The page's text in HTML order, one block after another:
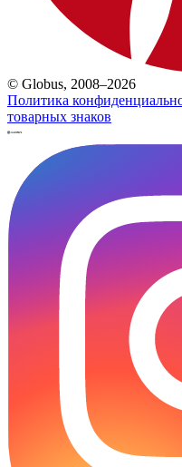
© Globus, 2008–2026
Политика
товарных знаков